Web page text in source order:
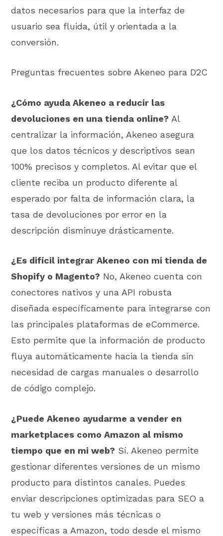
datos necesarios para que la interfaz de
usuario sea fluida, útil y orientada a la
conversión.
Preguntas frecuentes sobre Akeneo para D2C
¿Cómo ayuda Akeneo a reducir las
devoluciones en una tienda online? Al
centralizar la información, Akeneo asegura
que los datos técnicos y descriptivos sean
100% precisos y completos. Al evitar que el
cliente reciba un producto diferente al
esperado por falta de información clara, la
tasa de devoluciones por error en la
descripción disminuye drásticamente.
¿Es difícil integrar Akeneo con mi tienda de
Shopify o Magento? No, Akeneo cuenta con
conectores nativos y una API robusta
diseñada específicamente para integrarse con
las principales plataformas de eCommerce.
Esto permite que la información de producto
fluya automáticamente hacia la tienda sin
necesidad de cargas manuales o desarrollo
de código complejo.
¿Puede Akeneo ayudarme a vender en
marketplaces como Amazon al mismo
tiempo que en mi web? Sí. Akeneo permite
gestionar diferentes versiones de un mismo
producto para distintos canales. Puedes
enviar descripciones optimizadas para SEO a
tu web y versiones más técnicas o
específicas a Amazon, todo desde el mismo